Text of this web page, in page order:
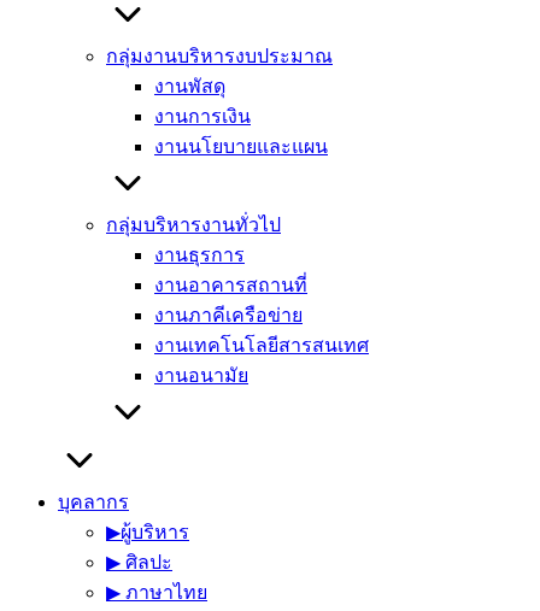
กลุ่มงานบริหารงบประมาณ
งานพัสดุ
งานการเงิน
งานนโยบายและแผน
กลุ่มบริหารงานทั่วไป
งานธุรการ
งานอาคารสถานที่
งานภาคีเครือข่าย
งานเทคโนโลยีสารสนเทศ
งานอนามัย
บุคลากร
▶︎ผู้บริหาร
▶︎ ศิลปะ
▶︎ ภาษาไทย